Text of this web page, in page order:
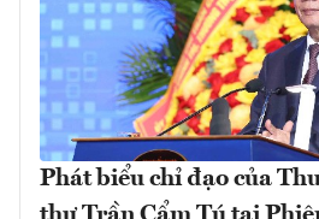
Phát biểu chỉ đạo của